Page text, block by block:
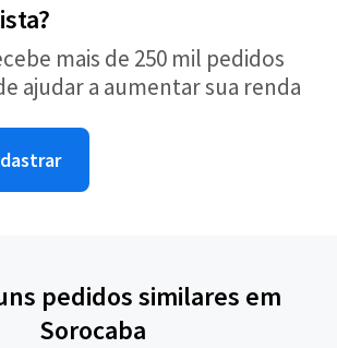
mais de 250 mil pedidos
ajudar a aumentar sua renda
pedidos similares em
Sorocaba